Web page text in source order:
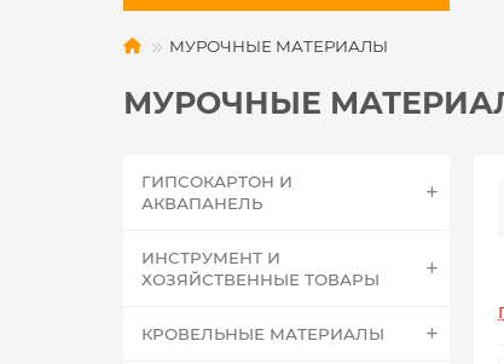
МУРОЧНЫЕ МАТЕРИАЛЫ
МУРОЧНЫЕ
ГИПСОКАРТОН И
АКВАПАНЕЛЬ
ИНСТРУМЕНТ И
ХОЗЯЙСТВЕННЫЕ ТОВАРЫ
КРОВЕЛЬНЫЕ МАТЕРИАЛЫ